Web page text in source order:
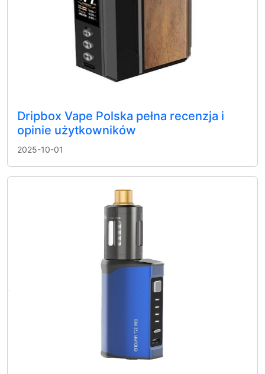
Dripbox Vape Polska pełna recenzja i
opinie użytkowników
2025-10-01